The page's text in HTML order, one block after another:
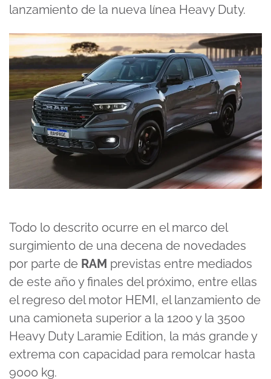
lanzamiento de la nueva línea Heavy Duty.
Todo lo descrito ocurre en el marco del
surgimiento de una decena de novedades
por parte de RAM previstas entre mediados
de este año y finales del próximo, entre ellas
el regreso del motor HEMI, el lanzamiento de
una camioneta superior a la 1200 y la 3500
Heavy Duty Laramie Edition, la más grande y
extrema con capacidad para remolcar hasta
9000 kg.